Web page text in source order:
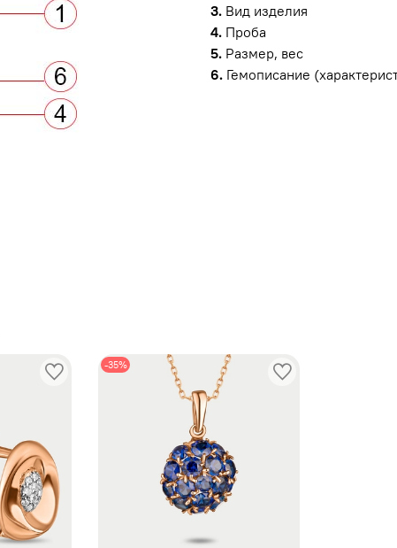
3.Вид изделия
4.Проба
5.Размер, вес
6.Гемописание
-35%